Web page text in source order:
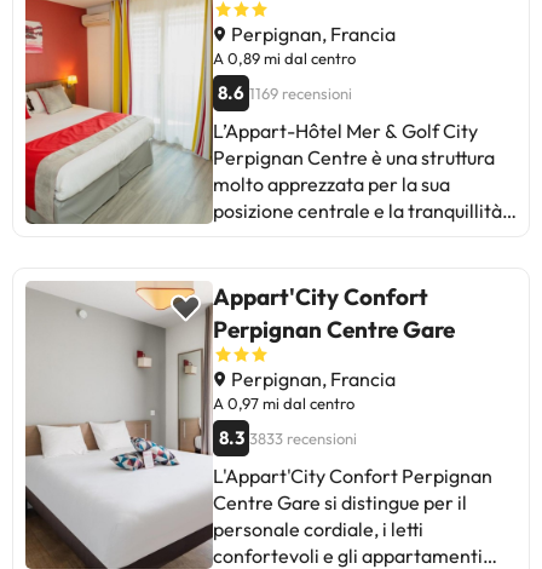
Perpignan, Francia
A 0,89 mi dal centro
8.6 1169 recensioni
L’Appart-Hôtel Mer & Golf City
Perpignan Centre è una struttura
molto apprezzata per la sua
posizione centrale e la tranquillità.
personale e la vicinanza a bar e
ristoranti. Alcuni menzionano
camere piccole e la necessità di
migliorare la colazione, ma nel
complesso è l’ideale per un
soggiorno economico e comodo a
Perpignan.
Appart'City Confort
Perpignan Centre Gare
Perpignan, Francia
A 0,97 mi dal centro
8.3 3833 recensioni
L'Appart'City Confort Perpignan
Centre Gare si distingue per il
personale cordiale, i letti
confortevoli e gli appartamenti